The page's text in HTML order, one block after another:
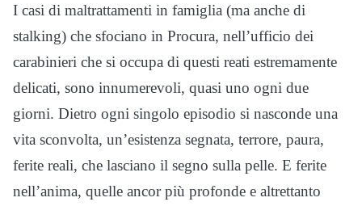
I casi di maltrattamenti in famiglia (ma anche di
stalking) che sfociano in Procura, nell’ufficio dei
carabinieri che si occupa di questi reati estremamente
delicati, sono innumerevoli, quasi uno ogni due
giorni. Dietro ogni singolo episodio si nasconde una
vita sconvolta, un’esistenza segnata, terrore, paura,
ferite reali, che lasciano il segno sulla pelle. E ferite
nell’anima, quelle ancor più profonde e altrettanto